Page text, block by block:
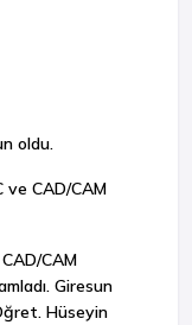
oldu.
ve CAD/CAM
CAM
Giresun
Hüseyin